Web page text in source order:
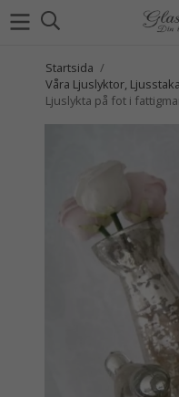
Startsida /
Våra Ljuslyktor,
Ljuslykta på fot i